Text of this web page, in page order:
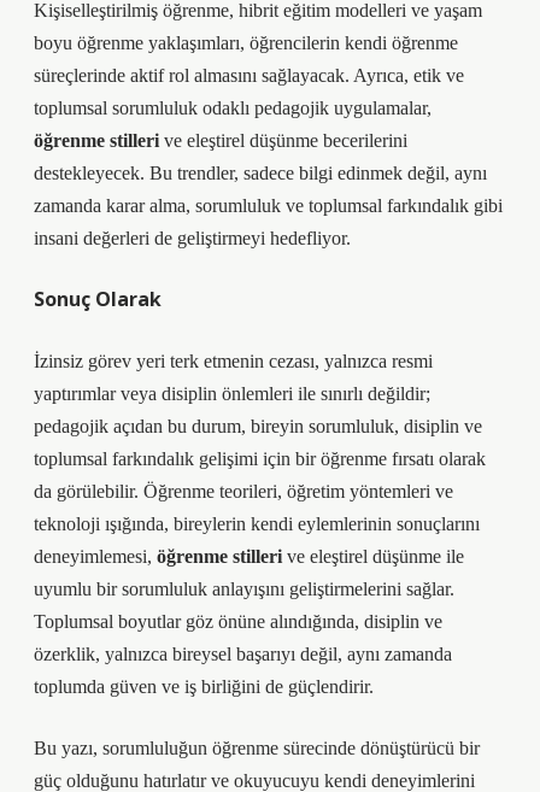
Kişiselleştirilmiş öğrenme, hibrit eğitim modelleri ve yaşam
boyu öğrenme yaklaşımları, öğrencilerin kendi öğrenme
süreçlerinde aktif rol almasını sağlayacak. Ayrıca, etik ve
toplumsal sorumluluk odaklı pedagojik uygulamalar,
öğrenme stilleri ve eleştirel düşünme becerilerini
destekleyecek. Bu trendler, sadece bilgi edinmek değil, aynı
zamanda karar alma, sorumluluk ve toplumsal farkındalık gibi
insani değerleri de geliştirmeyi hedefliyor.
Sonuç Olarak
İzinsiz görev yeri terk etmenin cezası, yalnızca resmi
yaptırımlar veya disiplin önlemleri ile sınırlı değildir;
pedagojik açıdan bu durum, bireyin sorumluluk, disiplin ve
toplumsal farkındalık gelişimi için bir öğrenme fırsatı olarak
da görülebilir. Öğrenme teorileri, öğretim yöntemleri ve
teknoloji ışığında, bireylerin kendi eylemlerinin sonuçlarını
deneyimlemesi, öğrenme stilleri ve eleştirel düşünme ile
uyumlu bir sorumluluk anlayışını geliştirmelerini sağlar.
Toplumsal boyutlar göz önüne alındığında, disiplin ve
özerklik, yalnızca bireysel başarıyı değil, aynı zamanda
toplumda güven ve iş birliğini de güçlendirir.
Bu yazı, sorumluluğun öğrenme sürecinde dönüştürücü bir
güç olduğunu hatırlatır ve okuyucuyu kendi deneyimlerini